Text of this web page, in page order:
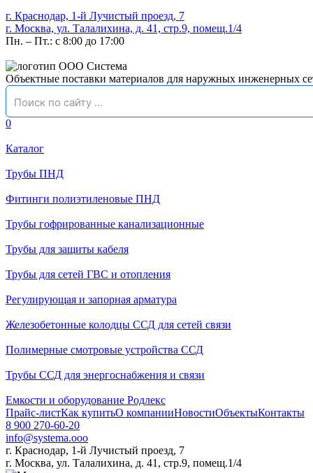
г. Краснодар, 1-й Лучистый проезд, 7
г. Москва, ул. Талалихина, д. 41, стр.9, помещ.1/4
Пн. – Пт.: с 8:00 до 17:00
Объектные поставки материалов для наружных инженерных
0
Каталог
Трубы ПНД
Фитинги полиэтиленовые ПНД
Трубы гофрированные канализационные
Трубы для защиты кабеля
Трубы для сетей ГВС и отопления
Регулирующая и запорная арматура
Железобетонные колодцы ССД для сетей связи
Полимерные смотровые устройства ССД
Трубы ССД для энергоснабжения и связи
Емкости и оборудование Родлекс
Прайс-листКак купитьО компанииНовостиОбъектыКонтакты
8 900 270-60-20
info@systema.ooo
г. Краснодар, 1-й Лучистый проезд, 7
г. Москва, ул. Талалихина, д. 41, стр.9, помещ.1/4